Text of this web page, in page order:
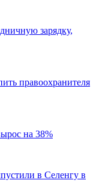
зарядку,
правоохранителя
на 38%
в Селенгу в